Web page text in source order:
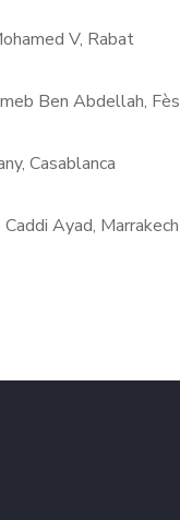
V, Rabat
Ben Abdellah, Fès
Casablanca
Ayad, Marrakech